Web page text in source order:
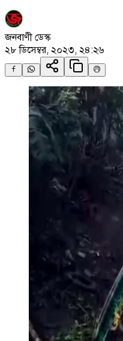
জনবাণী ডেস্ক
২৮ ডিসেম্বর, ২০২৩, ২৪:২৬